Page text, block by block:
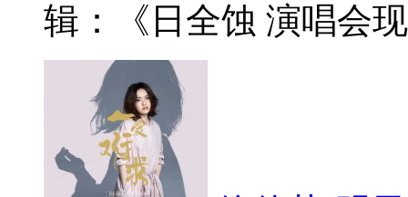
辑：《日全蚀 演唱会